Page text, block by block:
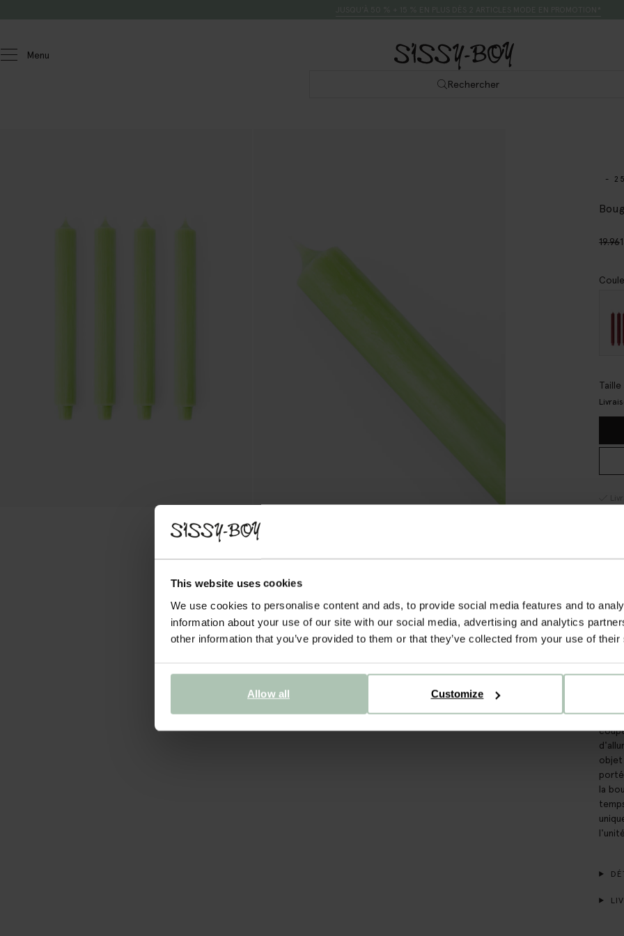
This website uses cookies
We use cookies to personalise content and ads, to provide social media features and to
information about your use of our site with our social media, advertising and analytics
other information that you’ve provided to them or that they’ve collected from your use of
Customize
Allow all
Menu
Rechercher
-
19.96
Lot
une
objet
la